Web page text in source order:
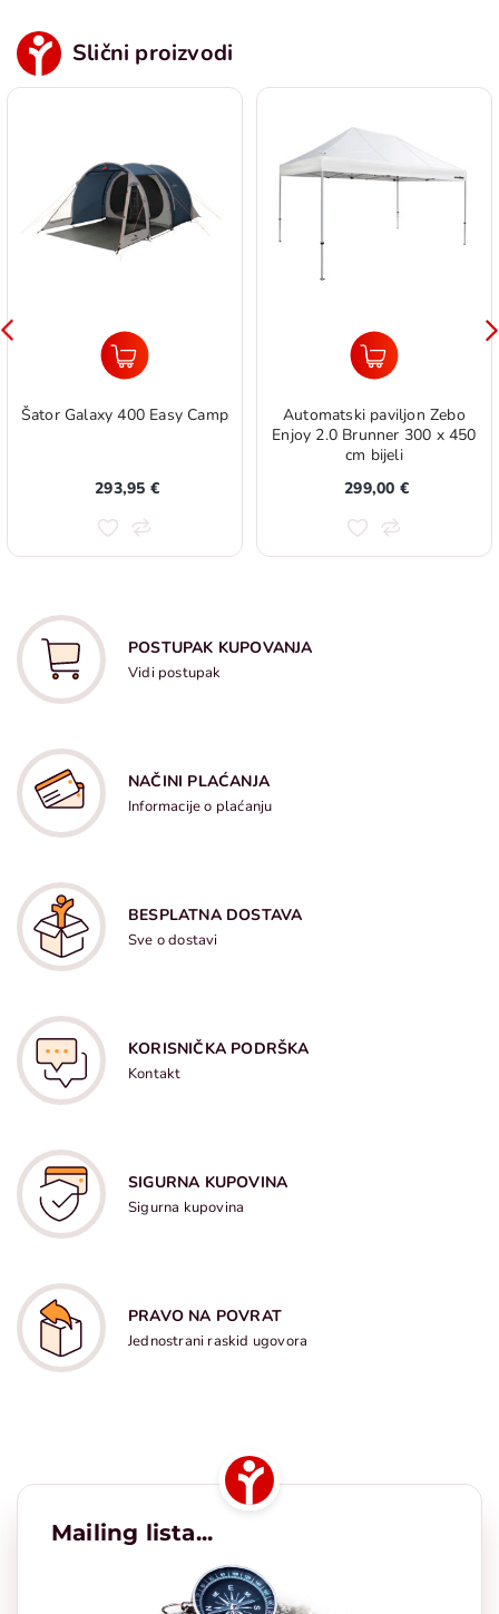
Slični proizvodi
Šator Galaxy 400 Easy Camp
293,95 €
Automatski paviljon Zebo
Enjoy 2.0 Brunner 300 x 450
cm bijeli
299,00 €
POSTUPAK KUPOVANJA
Vidi postupak
NAČINI PLAĆANJA
Informacije o plaćanju
BESPLATNA DOSTAVA
Sve o dostavi
KORISNIČKA PODRŠKA
Kontakt
SIGURNA KUPOVINA
Sigurna kupovina
PRAVO NA POVRAT
Jednostrani raskid ugovora
Mailing lista...